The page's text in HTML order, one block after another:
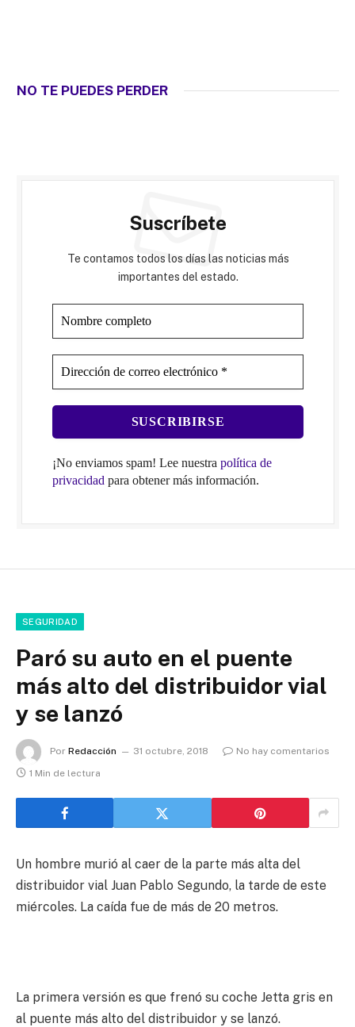
NO TE PUEDES PERDER
Suscríbete
Te contamos todos los días las noticias más
importantes del estado.
¡No enviamos spam! Lee nuestra política de
privacidad para obtener más información.
SEGURIDAD
Paró su auto en el puente
más alto del distribuidor vial
y se lanzó
Por Redacción 31 octubre, 2018
No hay comentarios
1 Min de lectura
Un hombre murió al caer de la parte más alta del
distribuidor vial Juan Pablo Segundo, la tarde de este
miércoles. La caída fue de más de 20 metros.
La primera versión es que frenó su coche Jetta gris en
al puente más alto del distribuidor y se lanzó.